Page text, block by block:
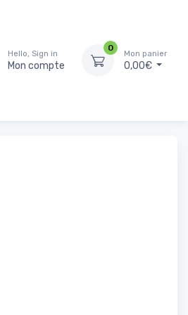
Hello, Sign in
Mon compte
0
Mon panier
0,00€